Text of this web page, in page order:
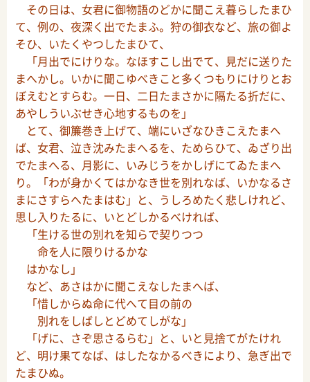
その日は、女君に御物語のどかに聞こえ暮らしたまひ
て、例の、夜深く出でたまふ。狩の御衣など、旅の御よ
そひ、いたくやつしたまひて、
「月出でにけりな。なほすこし出でて、見だに送りた
まへかし。いかに聞こゆべきこと多くつもりにけりとお
ぼえむとすらむ。一日、二日たまさかに隔たる折だに、
あやしういぶせき心地するものを」
とて、御簾巻き上げて、端にいざなひきこえたまへ
ば、女君、泣き沈みたまへるを、ためらひて、ゐざり出
でたまへる、月影に、いみじうをかしげにてゐたまへ
り。「わが身かくてはかなき世を別れなば、いかなるさ
まにさすらへたまはむ」と、うしろめたく悲しけれど、
思し入りたるに、いとどしかるべければ、
「生ける世の別れを知らで契りつつ
命を人に限りけるかな
はかなし」
など、あさはかに聞こえなしたまへば、
「惜しからぬ命に代へて目の前の
別れをしばしとどめてしがな」
「げに、さぞ思さるらむ」と、いと見捨てがたけれ
ど、明け果てなば、はしたなかるべきにより、急ぎ出で
たまひぬ。